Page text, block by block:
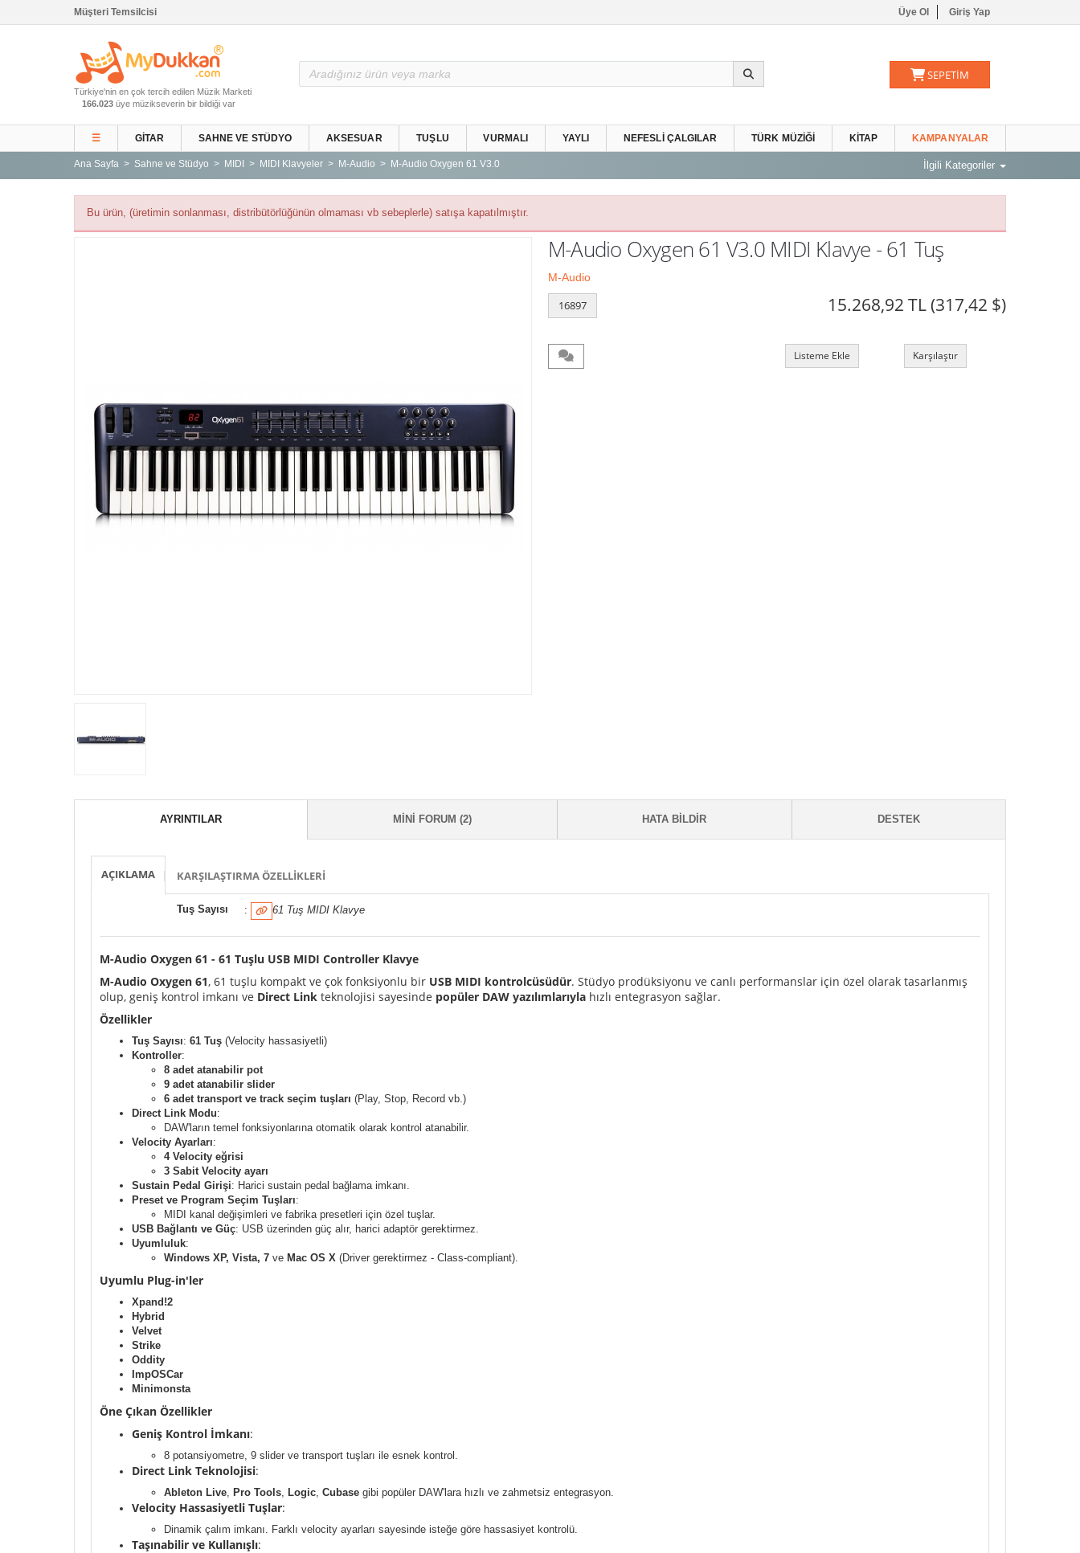
Müşteri Temsilcisi Üye Ol Giriş Yap
Gitar ve Ekipmanları
Sahne ve Stüdyo
Aksesuarlar
Vurmalı Çalgılar
Türkiye'nin en çok tercih edilen Müzik Marketi
166.023 üye müzikseverin bir bildiği var
SEPETİM
☰ GITAR SAHNE VE STÜDYO AKSESUAR TUŞLU VURMALI YAYLI NEFESLI ÇALGILAR TÜRK MÜZIĞI KITAP KAMPANYALAR
Ana Sayfa Sahne ve Stüdyo MIDI MIDI Klavyeler M-Audio M-Audio Oxygen 61 V3.0 İlgili Kategoriler
Bu ürün, (üretimin sonlanması, distribütörlüğünün olmaması vb sebeplerle) satışa kapatılmıştır.
M-Audio Oxygen 61 V3.0 MIDI Klavye - 61 Tuş
M-Audio
16897 15.268,92 TL(317,42 $)
Listeme Ekle Karşılaştır
AYRINTILAR MINI FORUM (2) HATA BILDIR DESTEK
AÇIKLAMA KARŞILAŞTIRMA ÖZELLIKLERI
Tuş Sayısı : 61 Tuş MIDI Klavye
M-Audio Oxygen 61 - 61 Tuşlu USB MIDI Controller Klavye
M-Audio Oxygen 61, 61 tuşlu kompakt ve çok fonksiyonlu bir USB MIDI kontrolcüsüdür. Stüdyo prodüksiyonu ve canlı performanslar için özel olarak tasarlanmış
olup, geniş kontrol imkanı ve Direct Link teknolojisi sayesinde popüler DAW yazılımlarıyla hızlı entegrasyon sağlar.
Özellikler
Tuş Sayısı: 61 Tuş (Velocity hassasiyetli)
Kontroller:
8 adet atanabilir pot
9 adet atanabilir slider
6 adet transport ve track seçim tuşları (Play, Stop, Record vb.)
Direct Link Modu:
DAW'ların temel fonksiyonlarına otomatik olarak kontrol atanabilir.
Velocity Ayarları:
4 Velocity eğrisi
3 Sabit Velocity ayarı
Sustain Pedal Girişi: Harici sustain pedal bağlama imkanı.
Preset ve Program Seçim Tuşları:
MIDI kanal değişimleri ve fabrika presetleri için özel tuşlar.
USB Bağlantı ve Güç: USB üzerinden güç alır, harici adaptör gerektirmez.
Uyumluluk:
Windows XP, Vista, 7 ve Mac OS X (Driver gerektirmez - Class-compliant).
Uyumlu Plug-in'ler
Xpand!2
Hybrid
Velvet
Strike
Oddity
ImpOSCar
Minimonsta
Öne Çıkan Özellikler
Geniş Kontrol İmkanı:
8 potansiyometre, 9 slider ve transport tuşları ile esnek kontrol.
Direct Link Teknolojisi:
Ableton Live, Pro Tools, Logic, Cubase gibi popüler DAW'lara hızlı ve zahmetsiz entegrasyon.
Velocity Hassasiyetli Tuşlar:
Dinamik çalım imkanı. Farklı velocity ayarları sayesinde isteğe göre hassasiyet kontrolü.
Taşınabilir ve Kullanışlı: